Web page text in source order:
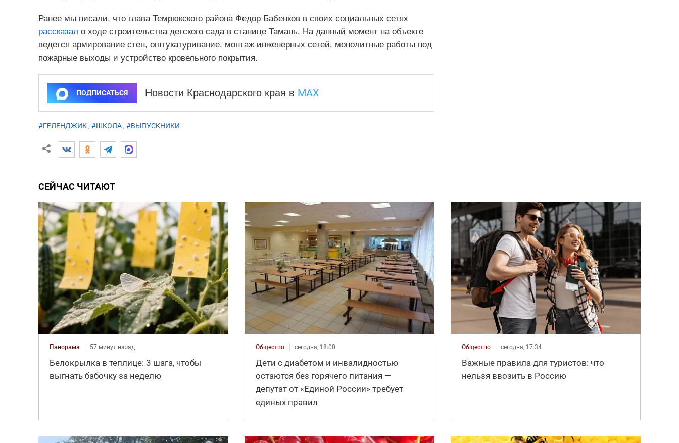
Ранее мы писали, что глава Темрюкского района Федор Бабенков в своих социальных сетях
рассказал о ходе строительства детского сада в станице Тамань. На данный момент на объекте
ведется армирование стен, оштукатуривание, монтаж инженерных сетей, монолитные работы под
пожарные выходы и устройство кровельного покрытия.
ПОДПИСАТЬСЯ Новости Краснодарского края в MAX
#ГЕЛЕНДЖИК, #ШКОЛА, #ВЫПУСКНИКИ
СЕЙЧАС ЧИТАЮТ
Панорама 57 минут назад
Белокрылка в теплице: 3 шага, чтобы
выгнать бабочку за неделю
Общество сегодня, 18:00
Дети с диабетом и инвалидностью
остаются без горячего питания —
депутат от «Единой России» требует
единых правил
Общество сегодня, 17:34
Важные правила для туристов: что
нельзя ввозить в Россию